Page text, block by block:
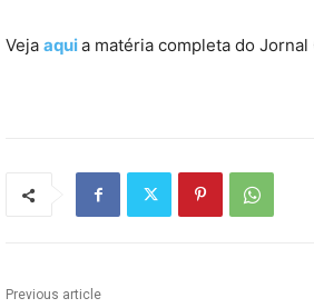
Veja aquia matéria completa do Jornal
Previous article